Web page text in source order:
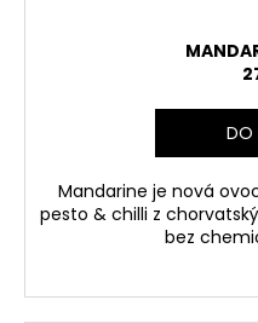
DO
Mandarine je nová
pesto & chilli z
bez